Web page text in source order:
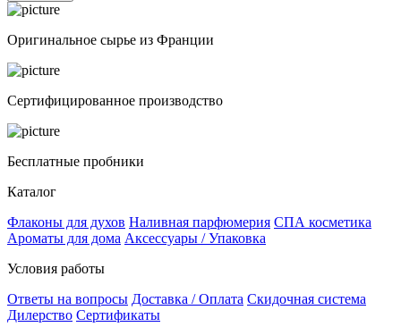
Оригинальное сырье из Франции
Сертифицированное производство
Бесплатные пробники
Каталог
Флаконы для духов Наливная парфюмерия СПА косметика
Ароматы для дома Аксессуары / Упаковка
Условия работы
Ответы на вопросы Доставка / Оплата Скидочная система
Дилерство Сертификаты